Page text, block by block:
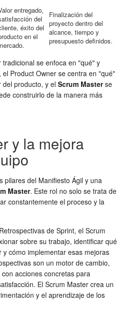
entregado,
del
éxito del
en el
Finalización del
proyecto dentro del
alcance, tiempo y
presupuesto definidos.
se enfoca en "qué" y
Product Owner se centra en "qué"
del producto, y el Scrum Masterse
construirlo de la manera más
y la mejora
pilares del Manifiesto Ágil y una
Master. Este rol no solo se trata de
constantemente el proceso y la
de Sprint, el Scrum
sobre su trabajo, identificar qué
cómo implementar esas mejoras
son un motor de cambio,
acciones concretas para
El Scrum Master crea un
y el aprendizaje de los